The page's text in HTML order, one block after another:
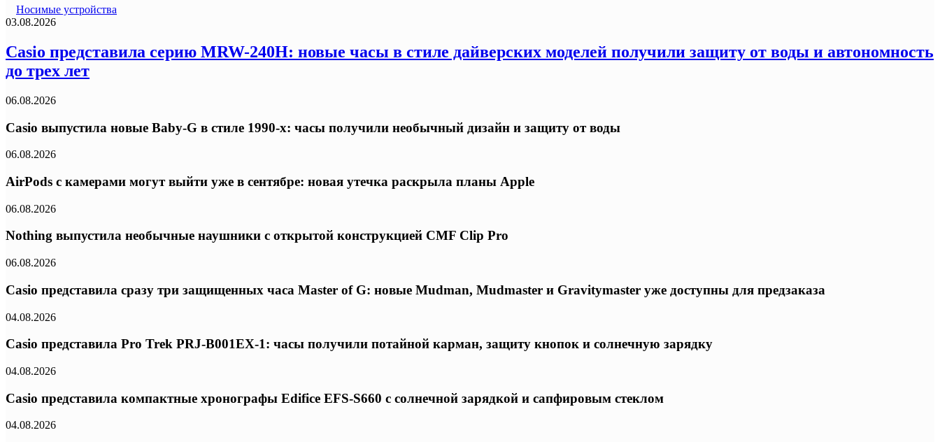
Носимые устройства
03.08.2026
Casio представила серию MRW-240H: новые часы в стиле дайверских моделей получили защиту от воды и автономность
до трех лет
06.08.2026
Casio выпустила новые Baby-G в стиле 1990-х: часы получили необычный дизайн и защиту от воды
06.08.2026
AirPods с камерами могут выйти уже в сентябре: новая утечка раскрыла планы Apple
06.08.2026
Nothing выпустила необычные наушники с открытой конструкцией CMF Clip Pro
06.08.2026
Casio представила сразу три защищенных часа Master of G: новые Mudman, Mudmaster и Gravitymaster уже доступны для предзаказа
04.08.2026
Casio представила Pro Trek PRJ-B001EX-1: часы получили потайной карман, защиту кнопок и солнечную зарядку
04.08.2026
Casio представила компактные хронографы Edifice EFS-S660 с солнечной зарядкой и сапфировым стеклом
04.08.2026